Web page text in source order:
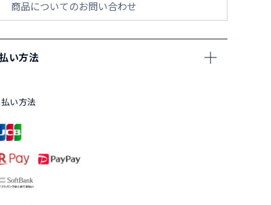
商品についてのお問い合わせ
い方法
い方法